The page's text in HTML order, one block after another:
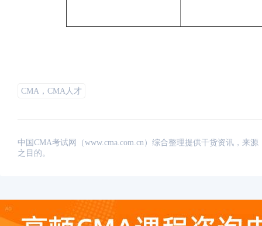
CMA，CMA人才
中国CMA考试网（www.cma.com.cn）综合整理提供干货资讯，来
之目的。